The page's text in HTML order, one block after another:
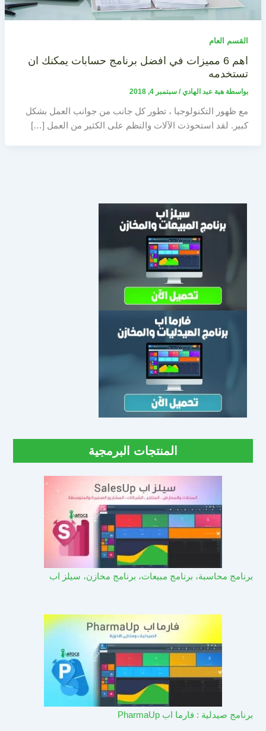
القسم العام
اهم 6 مميزات في افضل برنامج حسابات يمكنك ان
تستخدمه
بواسطة هبة عبد الهادي/ سبتمبر 4, 2018
مع ظهور التكنولوجيا ، تطور كل جانب من جوانب العمل بشكل
كبير. لقد استحوذت الآلات والنظم على الكثير من العمل […]
المنتجات البرمجية
برنامج محاسبة، برنامج مبيعات، برنامج مخازن، سيلز اب
برنامج صيدلية : فارما اب PharmaUp​